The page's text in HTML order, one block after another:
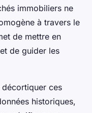
immobiliers ne
à travers le
de mettre en
de guider les
ces
historiques,